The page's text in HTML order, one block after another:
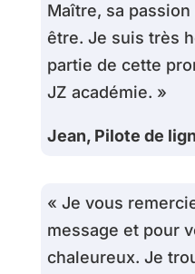
Maître, sa
être. Je suis très
partie de cette
JZ académie. »
Jean, Pilote de
« Je vous
message et pour
chaleureux. Je